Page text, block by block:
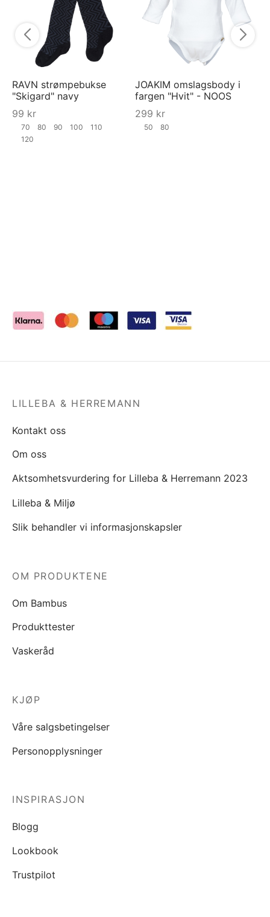
RAVN strømpebukse
"Skigard" navy
99 kr
70 80 90 100
110
120
JOAKIM omslagsbody i
fargen "Hvit" - NOOS
299 kr
50 80
LILLEBA & HERREMANN
Kontakt oss
Om oss
Aktsomhetsvurdering for Lilleba & Herremann 2023
Lilleba & Miljø
Slik behandler vi informasjonskapsler
OM PRODUKTENE
Om Bambus
Produkttester
Vaskeråd
KJØP
Våre salgsbetingelser
Personopplysninger
INSPIRASJON
Blogg
Lookbook
Trustpilot